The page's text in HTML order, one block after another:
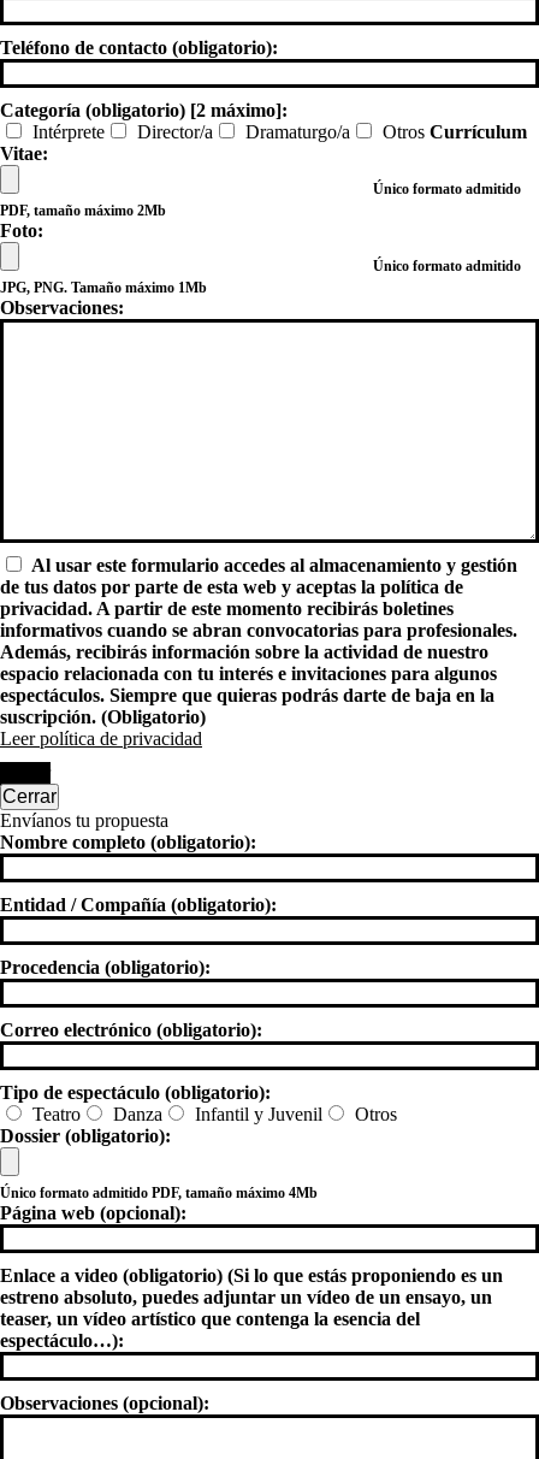
Teléfono de contacto (obligatorio):
Categoría (obligatorio) [2 máximo]:
Intérprete
Director/a Dramaturgo/a Otros Currículum
Vitae:
Único formato admitido
PDF, tamaño máximo 2Mb
Foto:
Único formato admitido
JPG, PNG. Tamaño máximo 1Mb
Observaciones:
Al usar este formulario accedes al almacenamiento y gestión
de tus datos por parte de esta web y aceptas la política de
privacidad. A partir de este momento recibirás boletines
informativos cuando se abran convocatorias para profesionales.
Además, recibirás información sobre la actividad de nuestro
espacio relacionada con tu interés e invitaciones para algunos
espectáculos. Siempre que quieras podrás darte de baja en la
suscripción. (Obligatorio)
Leer política de privacidad
Cerrar
Envíanos tu propuesta
Nombre completo (obligatorio):
Entidad / Compañía (obligatorio):
Procedencia (obligatorio):
Correo electrónico (obligatorio):
Tipo de espectáculo (obligatorio):
Teatro
Danza Infantil y Juvenil
Otros
Dossier (obligatorio):
Único formato admitido PDF, tamaño máximo 4Mb
Página web (opcional):
Enlace a video (obligatorio) (Si lo que estás proponiendo es un
estreno absoluto, puedes adjuntar un vídeo de un ensayo, un
teaser, un vídeo artístico que contenga la esencia del
espectáculo…):
Observaciones (opcional):